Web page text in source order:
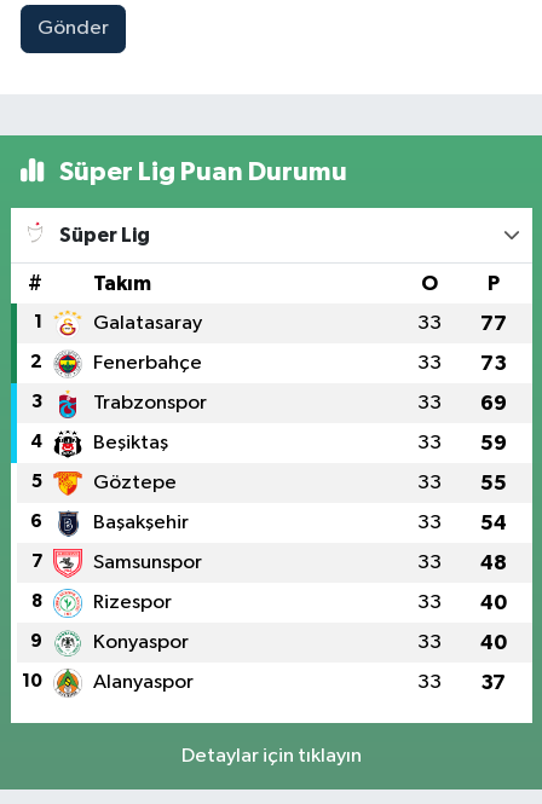
Gönder
Süper Lig Puan Durumu
Süper Lig
# Takım O P
1 Galatasaray 33 77
2 Fenerbahçe 33 73
3 Trabzonspor 33 69
4 Beşiktaş 33 59
5 Göztepe 33 55
6 Başakşehir 33 54
7 Samsunspor 33 48
8 Rizespor 33 40
9 Konyaspor 33 40
10 Alanyaspor 33 37
Detaylar için tıklayın